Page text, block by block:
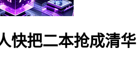
快把二本抢成清华